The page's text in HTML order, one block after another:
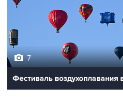
7
Фестиваль воздухоплавания